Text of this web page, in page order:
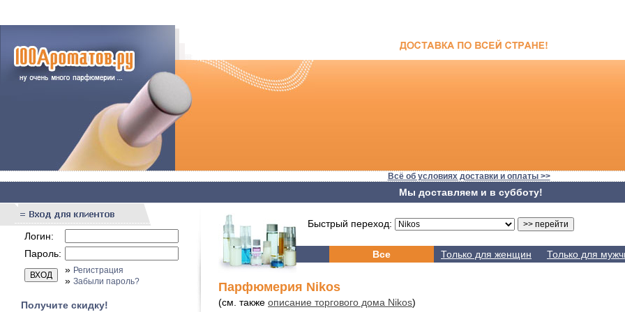
Всё об условиях доставки и оплаты >>
Мы доставляем и в субботу!
Логин:
Пароль:
» Регистрация
» Забыли пароль?
Получите скидку!
Быстрый переход:
Все Только для женщин Только для
Парфюмерия Nikos
(см. также описание торгового дома Nikos)